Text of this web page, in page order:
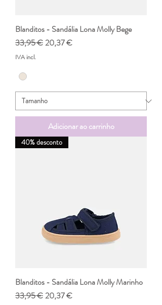
Blanditos - Sandália Lona Molly Bege
Preço normal
33,95 €Preço promocional
20,37 €
IVA incl.
Adicionar ao carrinho
40% desconto
Blanditos - Sandália Lona Molly Marinho
Preço normal
33,95 €Preço promocional
20,37 €